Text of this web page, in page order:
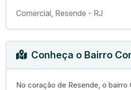
Comercial, Resende - RJ
Conheça o Bairro
No coração de Resende, o bairro